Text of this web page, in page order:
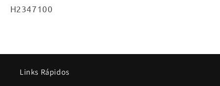
SKU:
H2347100
Links Rápidos